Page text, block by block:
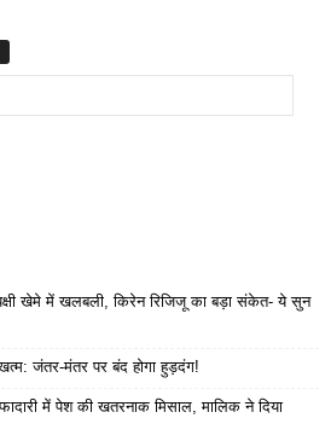
खेमे में खलबली, किरेन रिजिजू का बड़ा संकेत- ये सुन
जंतर-मंतर पर बंद होगा हुड़दंग!
में पेश की खतरनाक मिसाल, मालिक ने दिया